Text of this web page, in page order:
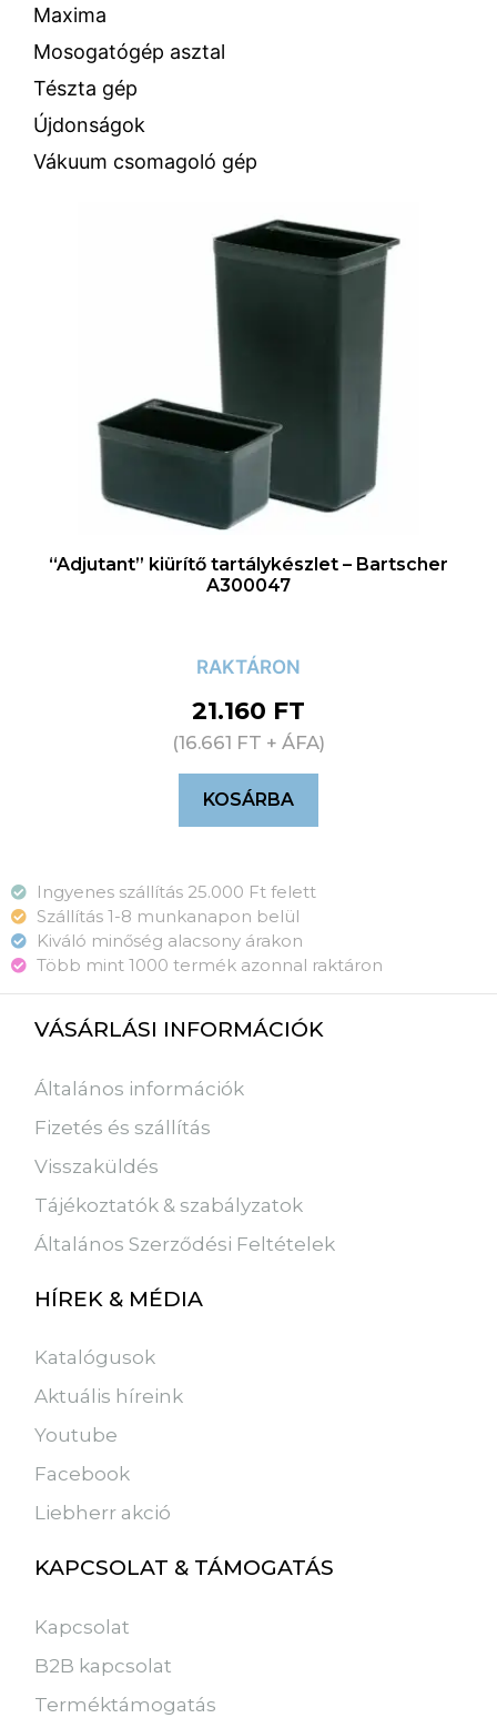
Maxima
Mosogatógép asztal
Tészta gép
Újdonságok
Vákuum csomagoló gép
“Adjutant” kiürítő tartálykészlet – Bartscher
A300047
RAKTÁRON
21.160 FT
(16.661 FT + ÁFA)
KOSÁRBA
Ingyenes szállítás 25.000 Ft felett
Szállítás 1-8 munkanapon belül
Kiváló minőség alacsony árakon
Több mint 1000 termék azonnal raktáron
VÁSÁRLÁSI INFORMÁCIÓK
Általános információk
Fizetés és szállítás
Visszaküldés
Tájékoztatók & szabályzatok
Általános Szerződési Feltételek
HÍREK & MÉDIA
Katalógusok
Aktuális híreink
Youtube
Facebook
Liebherr akció
KAPCSOLAT & TÁMOGATÁS
Kapcsolat
B2B kapcsolat
Terméktámogatás